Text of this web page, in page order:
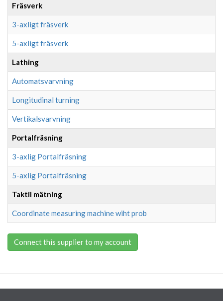
Fräsverk
3-axligt fräsverk
5-axligt fräsverk
Lathing
Automatsvarvning
Longitudinal turning
Vertikalsvarvning
Portalfräsning
3-axlig Portalfräsning
5-axlig Portalfräsning
Taktil mätning
Coordinate measuring machine wiht prob
Connect this supplier to my account